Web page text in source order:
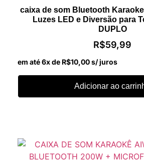
caixa de som Bluetooth
Luzes LED e Diversão para
DUPLO
R$59,99
em até 6x de R$10,00s/ juros
Adicionar ao